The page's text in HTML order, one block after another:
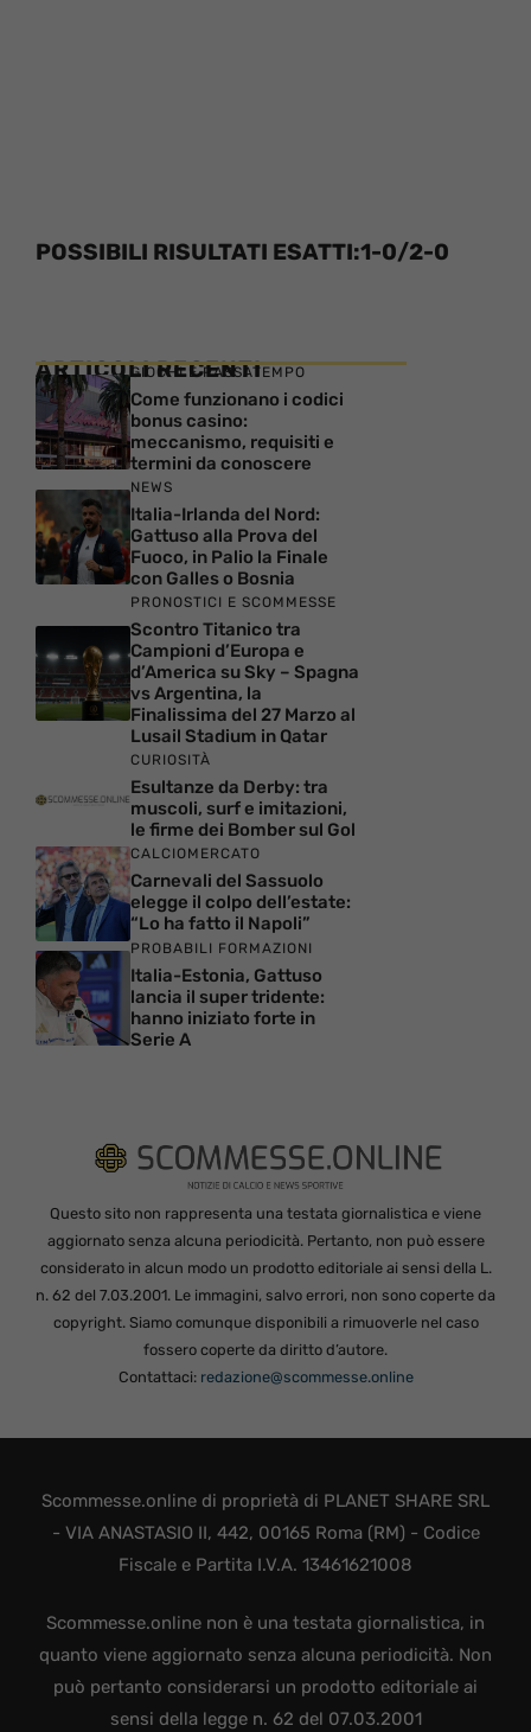
POSSIBILI RISULTATI ESATTI:1-0/2-0
ARTICOLI RECENTI
GIOCHI E PASSATEMPO
Come funzionano i codici
bonus casino:
meccanismo, requisiti e
termini da conoscere
NEWS
Italia-Irlanda del Nord:
Gattuso alla Prova del
Fuoco, in Palio la Finale
con Galles o Bosnia
PRONOSTICI E SCOMMESSE
Scontro Titanico tra
Campioni d’Europa e
d’America su Sky – Spagna
vs Argentina, la
Finalissima del 27 Marzo al
Lusail Stadium in Qatar
CURIOSITÀ
Esultanze da Derby: tra
muscoli, surf e imitazioni,
le firme dei Bomber sul Gol
CALCIOMERCATO
Carnevali del Sassuolo
elegge il colpo dell’estate:
“Lo ha fatto il Napoli”
PROBABILI FORMAZIONI
Italia-Estonia, Gattuso
lancia il super tridente:
hanno iniziato forte in
Serie A
Questo sito non rappresenta una testata giornalistica e viene
aggiornato senza alcuna periodicità. Pertanto, non può essere
considerato in alcun modo un prodotto editoriale ai sensi della L.
n. 62 del 7.03.2001. Le immagini, salvo errori, non sono coperte da
copyright. Siamo comunque disponibili a rimuoverle nel caso
fossero coperte da diritto d’autore.
Contattaci: redazione@scommesse.online
Scommesse.online di proprietà di PLANET SHARE SRL
- VIA ANASTASIO II, 442, 00165 Roma (RM) - Codice
Fiscale e Partita I.V.A. 13461621008
Scommesse.online non è una testata giornalistica, in
quanto viene aggiornato senza alcuna periodicità. Non
può pertanto considerarsi un prodotto editoriale ai
sensi della legge n. 62 del 07.03.2001